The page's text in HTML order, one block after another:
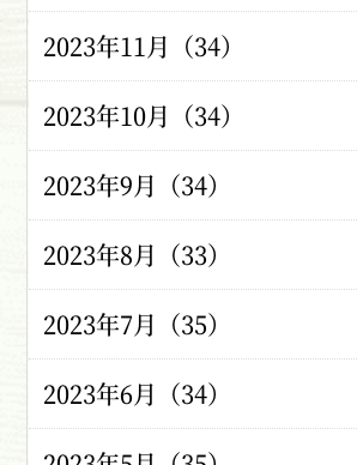
2023年11月（34）
2023年10月（34）
2023年9月（34）
2023年8月（33）
2023年7月（35）
2023年6月（34）